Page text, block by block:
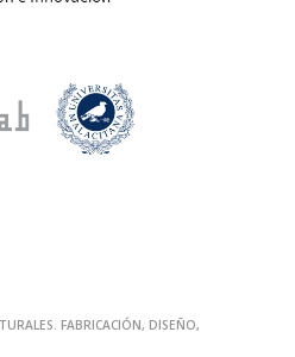
FABRICACIÓN, DISEÑO,